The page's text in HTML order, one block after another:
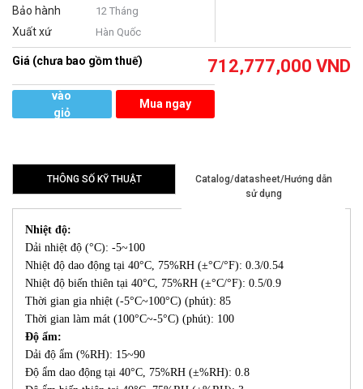
Bảo hành 12 Tháng
Xuất xứ Hàn Quốc
Giá (chưa bao gồm thuế) 712,777,000 VND
vào
giỏ
Mua ngay
THÔNG SỐ KỸ THUẬT
Catalog/datasheet/Hướng dẫn
sử dụng
Nhiệt độ:
Dải nhiệt độ (°C): -5~100
Nhiệt độ dao động tại 40°C, 75%RH (±°C/°F): 0.3/0.54
Nhiệt độ biến thiên tại 40°C, 75%RH (±°C/°F): 0.5/0.9
Thời gian gia nhiệt (-5°C~100°C) (phút): 85
Thời gian làm mát (100°C~-5°C) (phút): 100
Độ ẩm:
Dải độ ẩm (%RH): 15~90
Độ ẩm dao động tại 40°C, 75%RH (±%RH): 0.8